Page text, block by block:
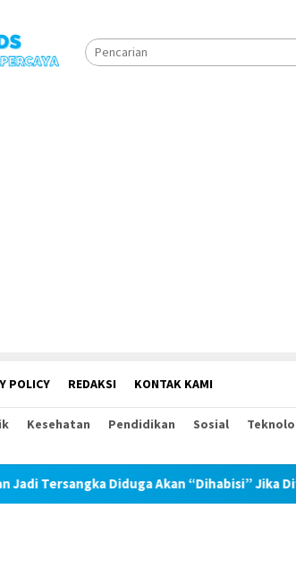
POLICY REDAKSI KONTAK KAMI
Kesehatan Pendidikan Sosial
“Dihabisi” Jika Ditangkap, Isu Uang Imbalan